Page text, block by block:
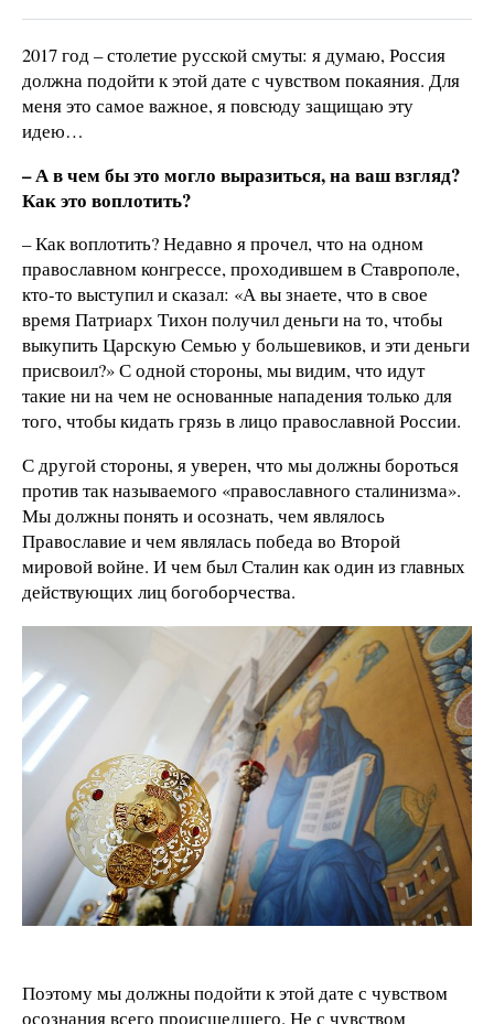
2017 год – столетие русской смуты: я думаю, Россия
должна подойти к этой дате с чувством покаяния. Для
меня это самое важное, я повсюду защищаю эту
идею…
– А в чем бы это могло выразиться, на ваш взгляд?
Как это воплотить?
– Как воплотить? Недавно я прочел, что на одном
православном конгрессе, проходившем в Ставрополе,
кто-то выступил и сказал: «А вы знаете, что в свое
время Патриарх Тихон получил деньги на то, чтобы
выкупить Царскую Семью у большевиков, и эти деньги
присвоил?» С одной стороны, мы видим, что идут
такие ни на чем не основанные нападения только для
того, чтобы кидать грязь в лицо православной России.
С другой стороны, я уверен, что мы должны бороться
против так называемого «православного сталинизма».
Мы должны понять и осознать, чем являлось
Православие и чем являлась победа во Второй
мировой войне. И чем был Сталин как один из главных
действующих лиц богоборчества.
Поэтому мы должны подойти к этой дате с чувством
осознания всего происшедшего. Не с чувством